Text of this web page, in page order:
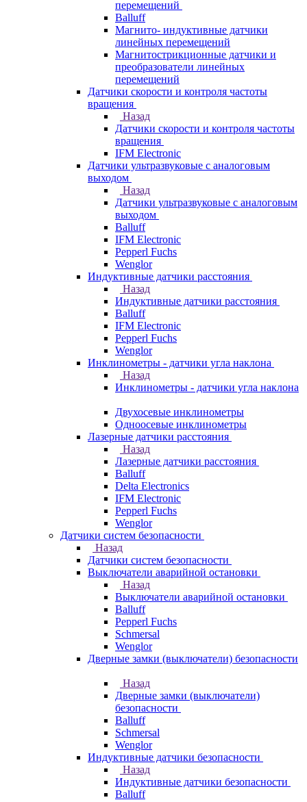
перемещений
Balluff
Магнито- индуктивные датчики
линейных перемещений
Магнитострикционные датчики и
преобразователи линейных
перемещений
Датчики скорости и контроля частоты
вращения
Назад
Датчики скорости и контроля частоты
вращения
IFM Electronic
Датчики ультразвуковые с аналоговым
выходом
Назад
Датчики ультразвуковые с аналоговым
выходом
Balluff
IFM Electronic
Pepperl Fuchs
Wenglor
Индуктивные датчики расстояния
Назад
Индуктивные датчики расстояния
Balluff
IFM Electronic
Pepperl Fuchs
Wenglor
Инклинометры - датчики угла наклона
Назад
Инклинометры - датчики угла наклона
Двухосевые инклинометры
Одноосевые инклинометры
Лазерные датчики расстояния
Назад
Лазерные датчики расстояния
Balluff
Delta Electronics
IFM Electronic
Pepperl Fuchs
Wenglor
Датчики систем безопасности
Назад
Датчики систем безопасности
Выключатели аварийной остановки
Назад
Выключатели аварийной остановки
Balluff
Pepperl Fuchs
Schmersal
Wenglor
Дверные замки (выключатели) безопасности
Назад
Дверные замки (выключатели)
безопасности
Balluff
Schmersal
Wenglor
Индуктивные датчики безопасности
Назад
Индуктивные датчики безопасности
Balluff